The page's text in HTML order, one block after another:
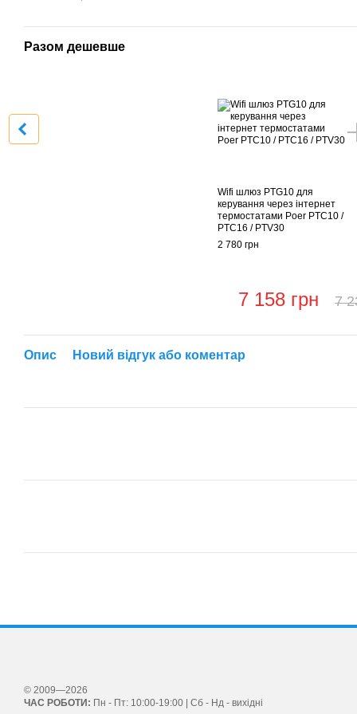
Разом дешевше
Wifi шлюз PTG10 для
керування через інтернет
термостатами Poer PTC10 /
PTC16 / PTV30
2 780 грн
7 158 грн 7
Опис Новий відгук або коментар
© 2009—2026
ЧАС РОБОТИ: Пн - Пт: 10:00-19:00 | Сб - Нд - вихідні